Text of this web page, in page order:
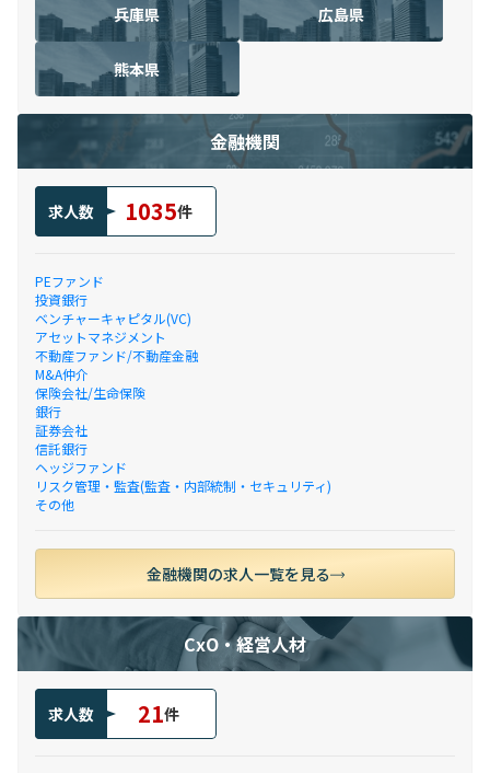
兵庫県 広島県
熊本県
金融機関
求人数 1035件
PEファンド
投資銀行
ベンチャーキャピタル(VC)
アセットマネジメント
不動産ファンド/不動産金融
M&A仲介
保険会社/生命保険
銀行
証券会社
信託銀行
ヘッジファンド
リスク管理・監査(監査・内部統制・セキュリティ)
その他
金融機関の求人一覧を見る
CxO・経営人材
求人数 21件